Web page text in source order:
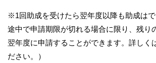
※1回助成を受けたら翌年度以降も助成は
途中で申請期限が切れる場合に限り、残り
翌年度に申請することができます。詳しく
ださい。）